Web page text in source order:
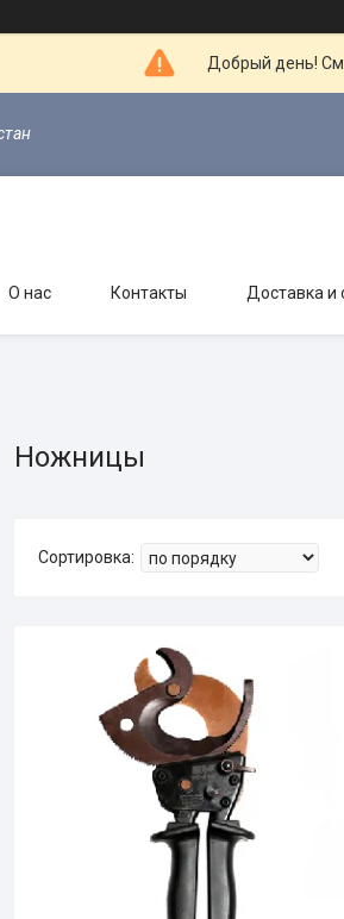
Добрый день!
О нас Контакты Доставка и
Ножницы